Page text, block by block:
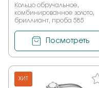
Кольцо обручальное,
комбинированное золото,
бриллиант, проба 585
Посмотреть
ХИТ